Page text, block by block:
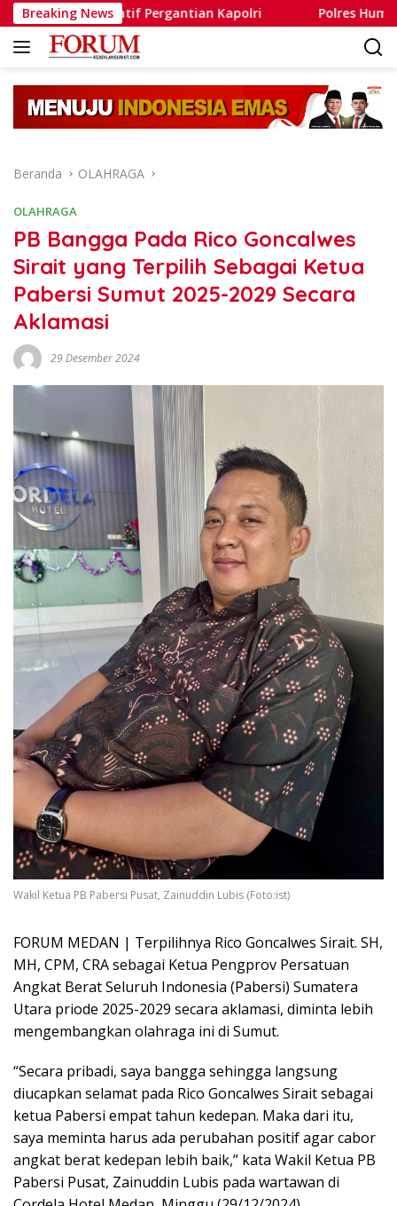
Langsung
ke
konten
Breaking News
Pergantian Kapolri Polres Humbahas
Beranda OLAHRAGA
OLAHRAGA
PB Bangga Pada Rico Goncalwes
Sirait yang Terpilih Sebagai Ketua
Pabersi Sumut 2025-2029 Secara
Aklamasi
29 Desember 2024
Wakil Ketua PB Pabersi Pusat, Zainuddin Lubis (Foto:ist)
FORUM MEDAN | Terpilihnya Rico Goncalwes Sirait. SH,
MH, CPM, CRA sebagai Ketua Pengprov Persatuan
Angkat Berat Seluruh Indonesia (Pabersi) Sumatera
Utara priode 2025-2029 secara aklamasi, diminta lebih
mengembangkan olahraga ini di Sumut.
“Secara pribadi, saya bangga sehingga langsung
diucapkan selamat pada Rico Goncalwes Sirait sebagai
ketua Pabersi empat tahun kedepan. Maka dari itu,
saya meminta harus ada perubahan positif agar cabor
angkat berat kedepan lebih baik,” kata Wakil Ketua PB
Pabersi Pusat, Zainuddin Lubis pada wartawan di